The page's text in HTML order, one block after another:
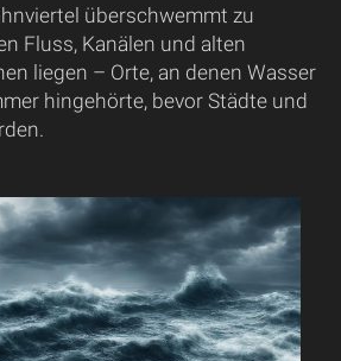
überschwemmt zu
Fluss, Kanälen und alten
liegen – Orte, an denen Wasser
hingehörte, bevor Städte und